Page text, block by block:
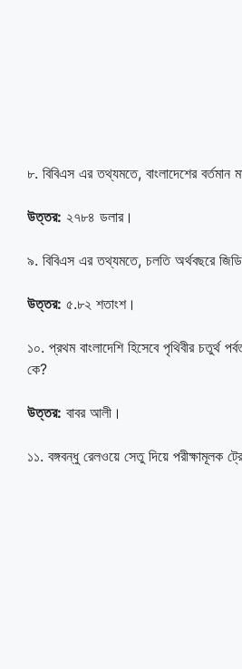
৮. বিবিএস এর তথ্যমতে, বাংলাদেশের
উত্তর: ২৭৮৪ ডলার।
৯. বিবিএস এর তথ্যমতে, চলতি অর্থবছরে
উত্তর: ৫.৮২ শতাংশ।
১০. প্রথম বাংলাদেশি হিসেবে পৃথিবীর চতুর্থ
কে?
উত্তর: বাবর আলী।
১১. বঙ্গবন্ধু রেলওয়ে সেতু দিয়ে পরীক্ষামূলক